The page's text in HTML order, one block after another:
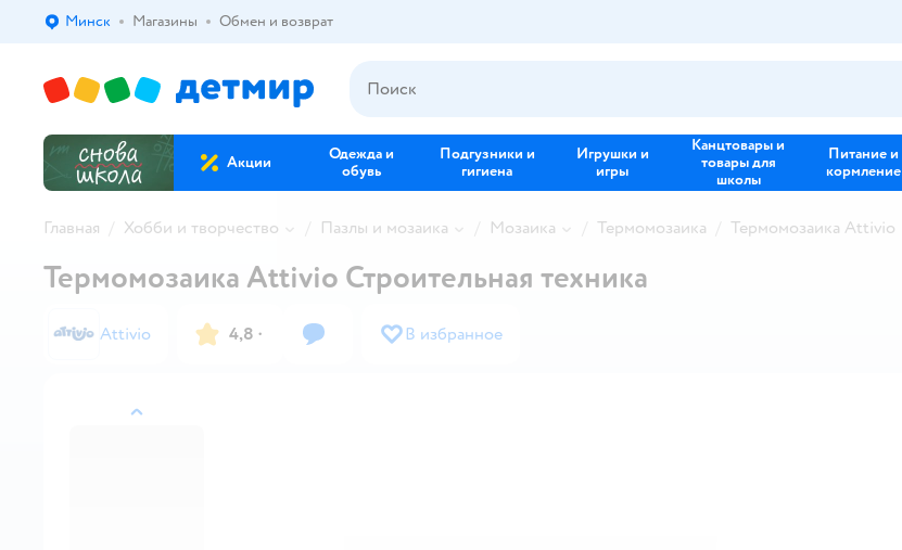
Выбор адреса доставки.
Минск Магазины Обмен и возврат
Акции
Одежда и
обувь
Подгузники и
гигиена
Игрушки и
игры
Канцтовары и
товары для
школы
Питание и
кормление
Главная Хобби и творчество Пазлы и мозаика Мозаика Термомозаика Термомозаика Attivio
назад
Термомозаика Attivio Строительная техника
Attivio 4,8 · В избранное